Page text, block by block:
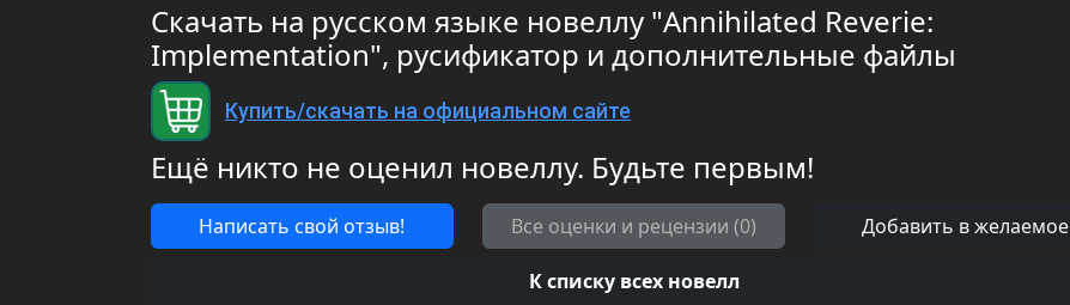
Скачать на русском языке новеллу "Annihilated Reverie:
Implementation", русификатор и дополнительные файлы
Купить/скачать на официальном сайте
Ещё никто не оценил новеллу. Будьте первым!
Написать свой отзыв! Все оценки и рецензии (0) Добавить в желаемое
К списку всех новелл